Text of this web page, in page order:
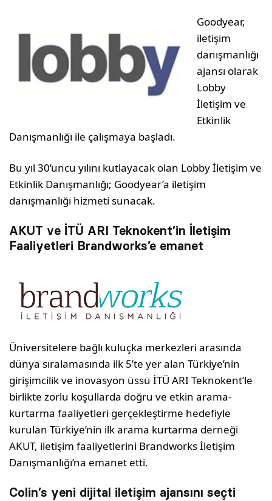
Goodyear,
iletişim
danışmanlığı
ajansı olarak
Lobby
İletişim ve
Etkinlik
Danışmanlığı ile çalışmaya başladı.
Bu yıl 30’uncu yılını kutlayacak olan Lobby İletişim ve
Etkinlik Danışmanlığı; Goodyear’a iletişim
danışmanlığı hizmeti sunacak.
AKUT ve İTÜ ARI Teknokent’in İletişim
Faaliyetleri Brandworks’e emanet
Üniversitelere bağlı kuluçka merkezleri arasında
dünya sıralamasında ilk 5’te yer alan Türkiye’nin
girişimcilik ve inovasyon üssü İTÜ ARI Teknokent’le
birlikte zorlu koşullarda doğru ve etkin arama-
kurtarma faaliyetleri gerçekleştirme hedefiyle
kurulan Türkiye’nin ilk arama kurtarma derneği
AKUT, iletişim faaliyetlerini Brandworks İletişim
Danışmanlığı’na emanet etti.
Colin’s yeni dijital iletişim ajansını seçti